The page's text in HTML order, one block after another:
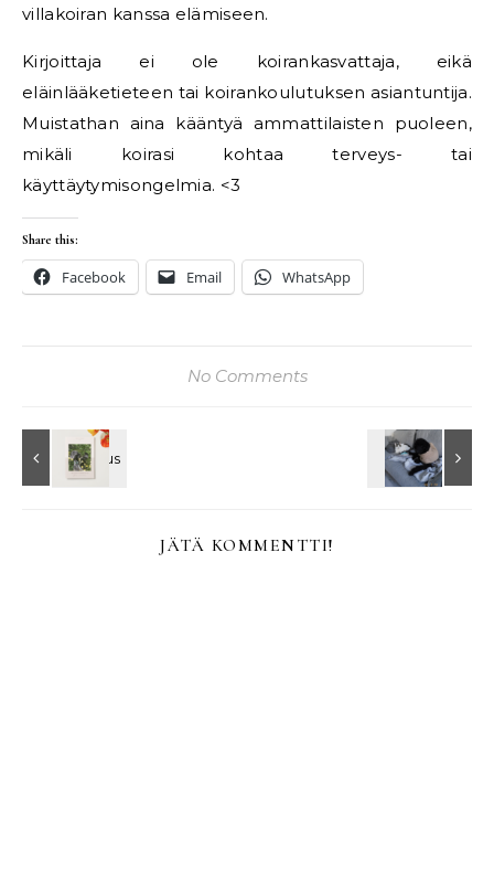
villakoiran kanssa elämiseen.
Kirjoittaja ei ole koirankasvattaja, eikä
eläinlääketieteen tai koirankoulutuksen asiantuntija.
Muistathan aina kääntyä ammattilaisten puoleen,
mikäli koirasi kohtaa terveys- tai
käyttäytymisongelmia. <3
Share this:
Facebook Email WhatsApp
No Comments
JÄTÄ KOMMENTTI!